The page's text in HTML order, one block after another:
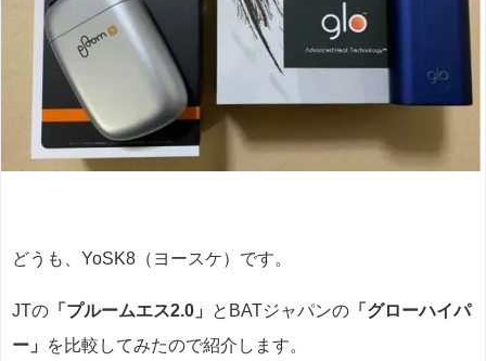
どうも、YoSK8（ヨースケ）です。
JTの 「プルームエス2.0」 とBATジャパンの 「グローハイパ
ー」
を比較してみたので紹介します。